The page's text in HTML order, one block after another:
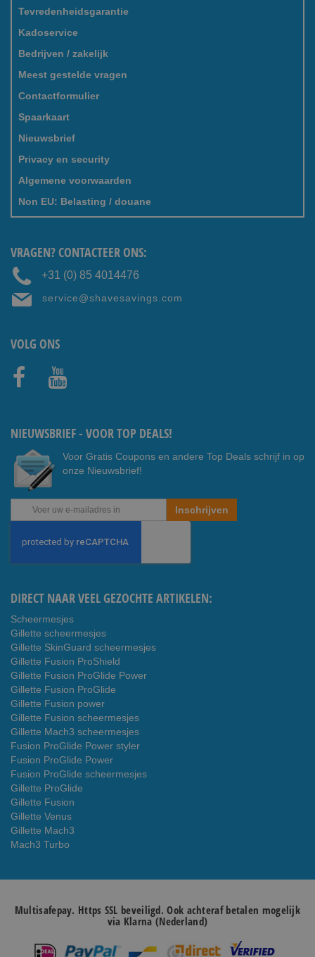
Tevredenheidsgarantie
Kadoservice
Bedrijven / zakelijk
Meest gestelde vragen
Contactformulier
Spaarkaart
Nieuwsbrief
Privacy en security
Algemene voorwaarden
Non EU: Belasting / douane
VRAGEN? CONTACTEER ONS:
+31 (0) 85 4014476
service@shavesavings.com
VOLG ONS
NIEUWSBRIEF - VOOR TOP DEALS!
Voor Gratis Coupons en andere Top Deals schrijf in op
onze Nieuwsbrief!
Abonneer
u
onze
nieuwsbrief
Inschrijven
DIRECT NAAR VEEL GEZOCHTE ARTIKELEN:
Scheermesjes
Gillette scheermesjes
Gillette SkinGuard scheermesjes
Gillette Fusion ProShield
Gillette Fusion ProGlide Power
Gillette Fusion ProGlide
Gillette Fusion power
Gillette Fusion scheermesjes
Gillette Mach3 scheermesjes
Fusion ProGlide Power styler
Fusion ProGlide Power
Fusion ProGlide scheermesjes
Gillette ProGlide
Gillette Fusion
Gillette Venus
Gillette Mach3
Mach3 Turbo
Multisafepay. Https SSL beveiligd. Ook achteraf betalen mogelijk
via Klarna (Nederland)